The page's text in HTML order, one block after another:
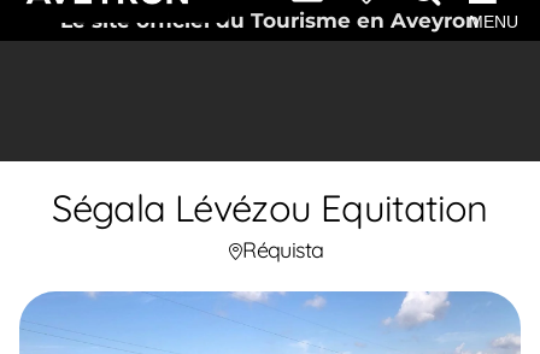
Le site officiel du Tourisme en AveyronMENU
Ségala Lévézou Equitation
Réquista